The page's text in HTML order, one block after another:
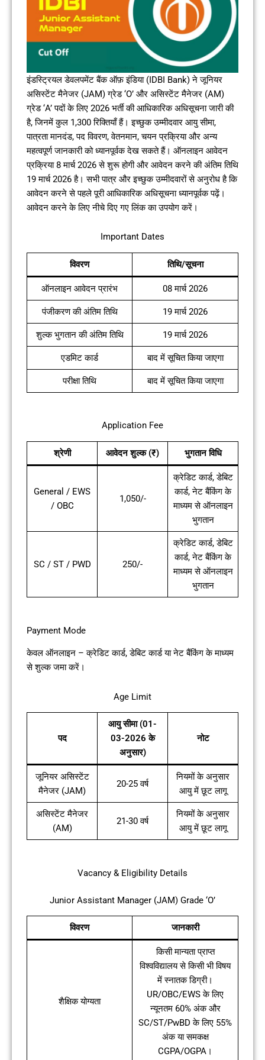
इंडस्ट्रियल डेवलपमेंट बैंक ऑफ़ इंडिया (IDBI Bank) ने जूनियर
असिस्टेंट मैनेजर (JAM) ग्रेड ‘O’ और असिस्टेंट मैनेजर (AM)
ग्रेड ‘A’ पदों के लिए 2026 भर्ती की आधिकारिक अधिसूचना जारी की
है, जिनमें कुल 1,300 रिक्तियाँ हैं। इच्छुक उम्मीदवार आयु सीमा,
पात्रता मानदंड, पद विवरण, वेतनमान, चयन प्रक्रिया और अन्य
महत्वपूर्ण जानकारी को ध्यानपूर्वक देख सकते हैं। ऑनलाइन आवेदन
प्रक्रिया 8 मार्च 2026 से शुरू होगी और आवेदन करने की अंतिम तिथि
19 मार्च 2026 है। सभी पात्र और इच्छुक उम्मीदवारों से अनुरोध है कि
आवेदन करने से पहले पूरी आधिकारिक अधिसूचना ध्यानपूर्वक पढ़ें।
आवेदन करने के लिए नीचे दिए गए लिंक का उपयोग करें।
Important Dates
विवरण तिथि/सूचना
ऑनलाइन आवेदन प्रारंभ 08 मार्च 2026
पंजीकरण की अंतिम तिथि 19 मार्च 2026
शुल्क भुगतान की अंतिम तिथि 19 मार्च 2026
एडमिट कार्ड बाद में सूचित किया जाएगा
परीक्षा तिथि बाद में सूचित किया जाएगा
Application Fee
श्रेणी आवेदन शुल्क (₹) भुगतान विधि
General / EWS
/ OBC
1,050/-
क्रेडिट कार्ड, डेबिट
कार्ड, नेट बैंकिंग के
माध्यम से ऑनलाइन
भुगतान
SC / ST / PWD 250/-
क्रेडिट कार्ड, डेबिट
कार्ड, नेट बैंकिंग के
माध्यम से ऑनलाइन
भुगतान
Payment Mode
केवल ऑनलाइन – क्रेडिट कार्ड, डेबिट कार्ड या नेट बैंकिंग के माध्यम
से शुल्क जमा करें।
Age Limit
पद
आयु सीमा (01-
03-2026 के
अनुसार)
नोट
जूनियर असिस्टेंट
मैनेजर (JAM)
20-25 वर्ष
नियमों के अनुसार
आयु में छूट लागू
असिस्टेंट मैनेजर
(AM)
21-30 वर्ष
नियमों के अनुसार
आयु में छूट लागू
Vacancy & Eligibility Details
Junior Assistant Manager (JAM) Grade ‘O’
विवरण जानकारी
शैक्षिक योग्यता
किसी मान्यता प्राप्त
विश्वविद्यालय से किसी भी विषय
में स्नातक डिग्री।
UR/OBC/EWS के लिए
न्यूनतम 60% अंक और
SC/ST/PwBD के लिए 55%
अंक या समकक्ष
CGPA/OGPA।